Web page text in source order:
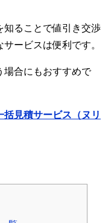
知ることで値引き交渉
ービスは便利です。
場合にもおすすめで
括見積サービス（ヌリ